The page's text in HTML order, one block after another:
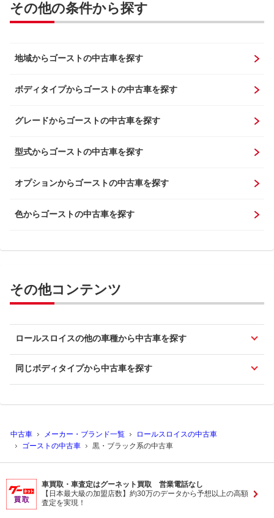
その他の条件から探す
地域からゴーストの中古車を探す
ボディタイプからゴーストの中古車を探す
グレードからゴーストの中古車を探す
型式からゴーストの中古車を探す
オプションからゴーストの中古車を探す
色からゴーストの中古車を探す
その他コンテンツ
ロールスロイスの他の車種から中古車を探す
同じボディタイプから中古車を探す
中古車 メーカー・ブランド一覧
ロールスロイスの中古車
ゴーストの中古車
黒・ブラック系の中古車
車買取・車査定はグーネット買取 営業電話なし
【日本最大級の加盟店数】約30万のデータから予想以上の高額
査定を実現！